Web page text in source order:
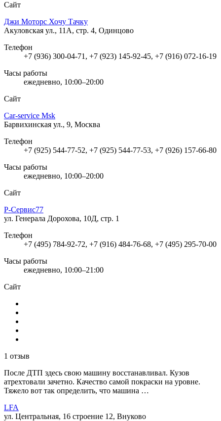
Сайт
Джи Моторс Хочу Тачку
Акуловская ул., 11А, стр. 4, Одинцово
Телефон
+7 (936) 300-04-71, +7 (923) 145-92-45, +7 (916) 072-16-19
Часы работы
ежедневно, 10:00–20:00
Сайт
Car-service Msk
Барвихинская ул., 9, Москва
Телефон
+7 (925) 544-77-52, +7 (925) 544-77-53, +7 (926) 157-66-80
Часы работы
ежедневно, 10:00–20:00
Сайт
Р-Сервис77
ул. Генерала Дорохова, 10Д, стр. 1
Телефон
+7 (495) 784-92-72, +7 (916) 484-76-68, +7 (495) 295-70-00
Часы работы
ежедневно, 10:00–21:00
Сайт
1 отзыв
После ДТП здесь свою машину восстанавливал. Кузов
атрехтовали зачетно. Качество самой покраски на уровне.
Тяжело вот так определить, что машина …
LFA
ул. Центральная, 16 строение 12, Внуково